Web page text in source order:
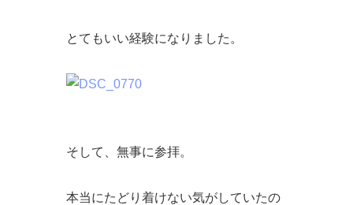
とてもいい経験になりました。
そして、無事に参拝。
本当にたどり着けない気がしていたの